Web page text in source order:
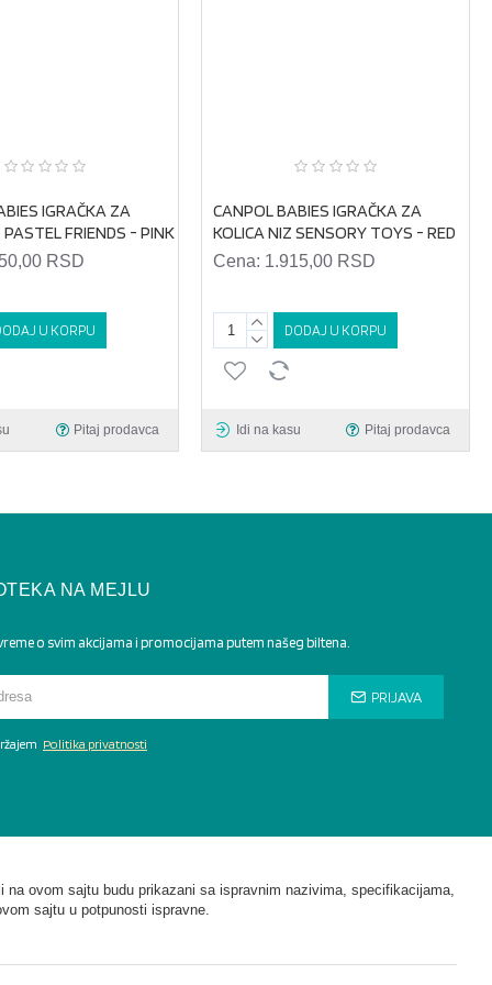
IGRAČKA ZA
PASTEL FRIENDS - PINK
RSD
U KORPU
Pitaj prodavca
CANPOL BABIES IGRAČKA ZA
KOLICA NIZ SENSORY TOYS - RED
Cena: 1.915,00 RSD
DODAJ U KORPU
Idi na kasu Pitaj prodavca
NA MEJLU
o svim akcijama i promocijama putem našeg biltena.
PRIJAVA
Politika privatnosti
ovom sajtu budu prikazani sa ispravnim nazivima, specifikacijama,
sajtu u potpunosti ispravne.